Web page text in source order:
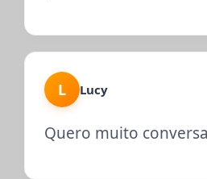
L Lucy
Quero muito